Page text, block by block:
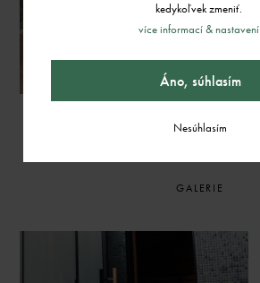
GALERIE
kedykoľvek zmeniť.
více informací & nastavení
Áno, súhlasím
Nesúhlasím